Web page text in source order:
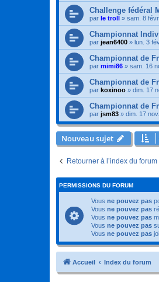
Challenge fédéral
par le troll » sam. 8
Championnat
par jean6400 » lun. 3
Championnat de
par mimi86 » sam. 16
Championnat de
par koxinoo » dim. 17
Championnat de
par jsm83 » dim. 17
Nouveau sujet
Retourner à l’index du forum
PERMISSIONS DU FORUM
Vous ne pouvez pas
Vous ne pouvez pas
Vous ne pouvez pas
Vous ne pouvez pas
Vous ne pouvez pas
Accueil Index du forum